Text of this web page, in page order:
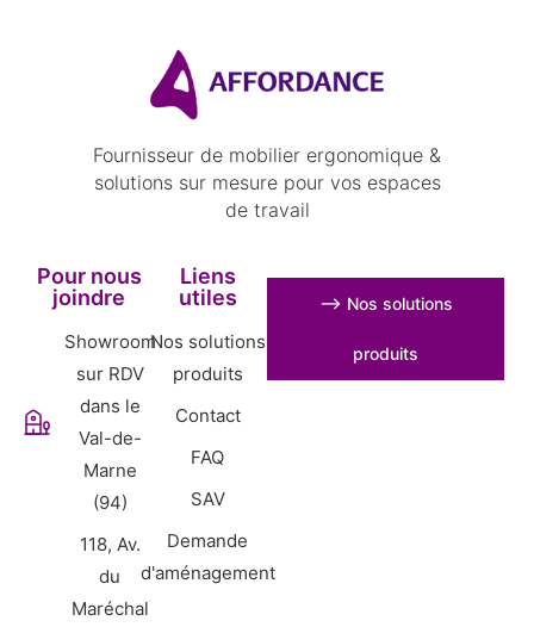
Fournisseur de mobilier ergonomique &
solutions sur mesure pour vos espaces
de travail
Pour nous
joindre
Showroom
sur RDV
dans le
Val-de-
Marne
(94)
118, Av.
du
Maréchal
Liens
utiles
Nos solutions
produits
Contact
FAQ
SAV
Demande
d'aménagement
⟶ Nos solutions
produits